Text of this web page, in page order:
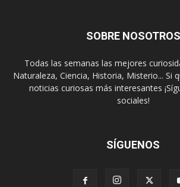
SOBRE NOSOTROS
Todas las semanas las mejores
Naturaleza, Ciencia, Historia, Misterio... Si
noticias curiosas más interesantes
sociales!
SÍGUENOS